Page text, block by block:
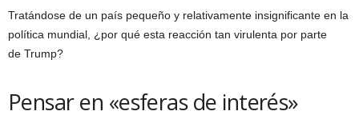
Tratándose de un país pequeño y relativamente insignificante en la
política mundial, ¿por qué esta reacción tan virulenta por parte
de Trump?
Pensar en «esferas de interés»